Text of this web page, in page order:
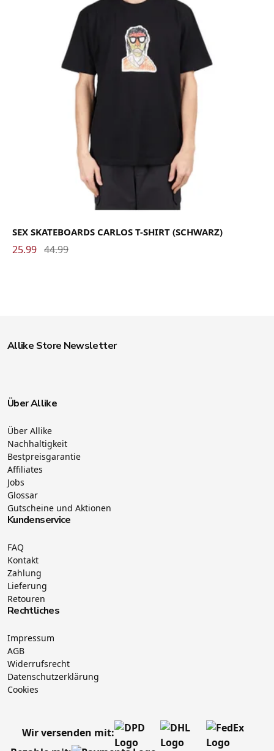
SEX SKATEBOARDS CARLOS T-SHIRT (SCHWARZ)
25.99 44.99
Allike Store Newsletter
Über Allike
Über Allike
Nachhaltigkeit
Bestpreisgarantie
Affiliates
Jobs
Glossar
Gutscheine und Aktionen
Kundenservice
FAQ
Kontakt
Zahlung
Lieferung
Retouren
Rechtliches
Impressum
AGB
Widerrufsrecht
Datenschutzerklärung
Cookies
Wir versenden mit: